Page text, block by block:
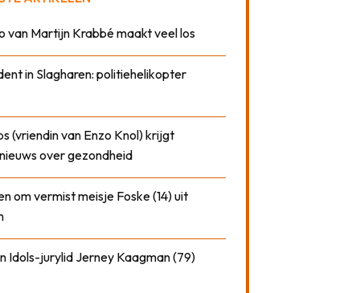
van Martijn Krabbé maakt veel los
in Slagharen: politiehelikopter
(vriendin van Enzo Knol) krijgt
over gezondheid
om vermist meisje Foske (14) uit
Idols-jurylid Jerney Kaagman (79)